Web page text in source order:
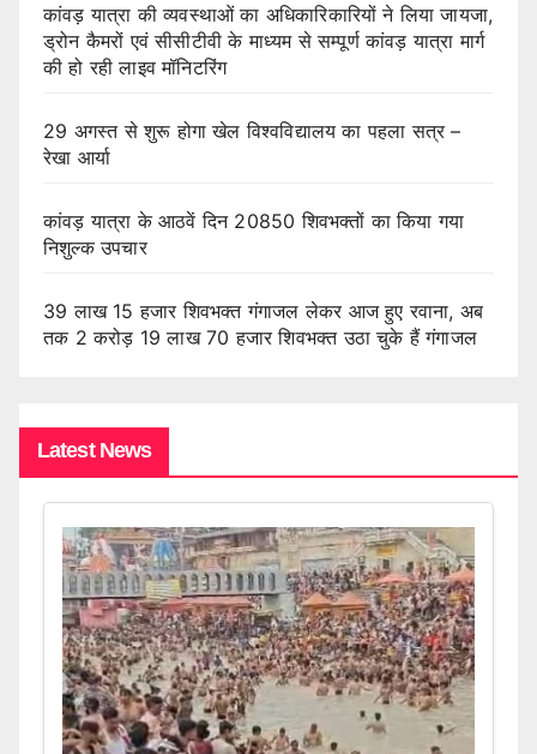
कांवड़ यात्रा की व्यवस्थाओं का अधिकारिकारियों ने लिया जायजा,
ड्रोन कैमरों एवं सीसीटीवी के माध्यम से सम्पूर्ण कांवड़ यात्रा मार्ग
की हो रही लाइव मॉनिटरिंग
29 अगस्त से शुरू होगा खेल विश्वविद्यालय का पहला सत्र –
रेखा आर्या
कांवड़ यात्रा के आठवें दिन 20850 शिवभक्तों का किया गया
निशुल्क उपचार
39 लाख 15 हजार शिवभक्त गंगाजल लेकर आज हुए रवाना, अब
तक 2 करोड़ 19 लाख 70 हजार शिवभक्त उठा चुके हैं गंगाजल
Latest News